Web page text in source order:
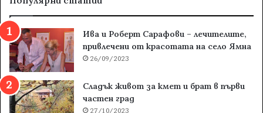
Ива и Роберт Сарафови – лечителите,
привлечени от красотата на село Ямна
26/09/2023
Сладък живот за кмет и брат в първи
частен град
27/10/2023